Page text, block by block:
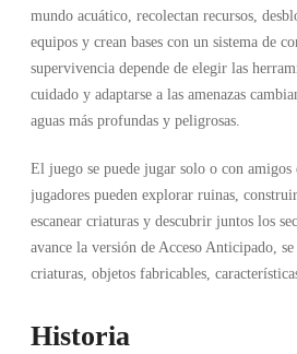
mundo acuático, recolectan recursos,
equipos y crean bases con un sistema de
supervivencia depende de elegir las
cuidado y adaptarse a las amenazas
aguas más profundas y peligrosas.
El juego se puede jugar solo o con
jugadores pueden explorar ruinas,
escanear criaturas y descubrir juntos los
avance la versión de Acceso Anticipado,
criaturas, objetos fabricables,
Historia